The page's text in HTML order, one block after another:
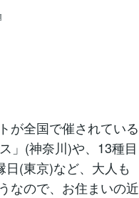
が全国で催されている
」(神奈川)や、13種目
(東京)など、大人も
なので、お住まいの近